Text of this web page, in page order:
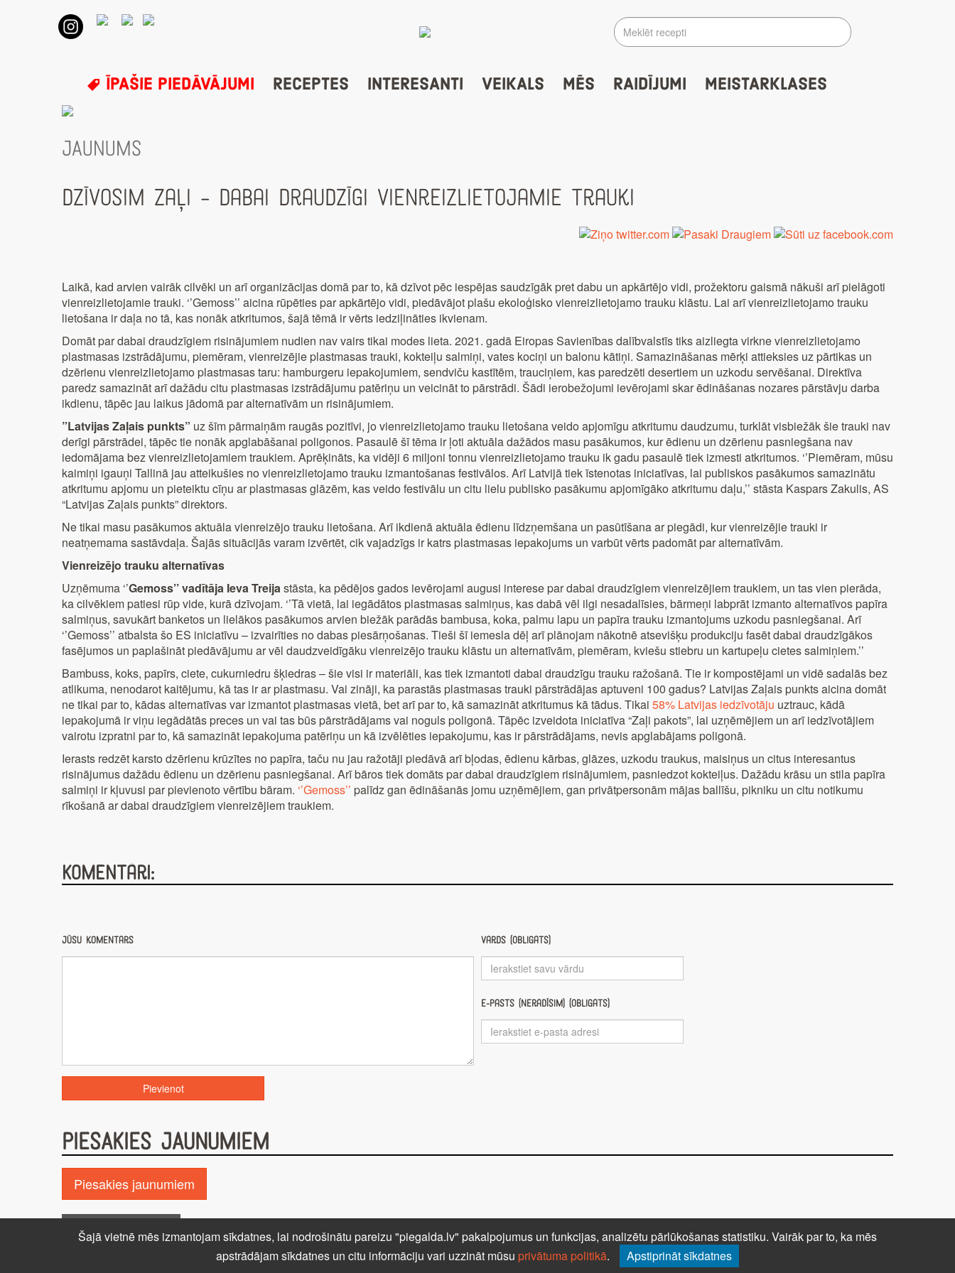
ĪPAŠIE PIEDĀVĀJUMI RECEPTES INTERESANTI VEIKALS MĒS RAIDĪJUMI MEISTARKLASES
JAUNUMS
Dzīvosim zaļi – dabai draudzīgi vienreizlietojamie trauki
Laikā, kad arvien vairāk cilvēki un arī organizācijas domā par to, kā dzīvot pēc iespējas saudzīgāk pret dabu un apkārtējo vidi, prožektoru gaismā nākuši arī pielāgoti
vienreizlietojamie trauki. ‘’Gemoss’’ aicina rūpēties par apkārtējo vidi, piedāvājot plašu ekoloģisko vienreizlietojamo trauku klāstu. Lai arī vienreizlietojamo trauku
lietošana ir daļa no tā, kas nonāk atkritumos, šajā tēmā ir vērts iedziļināties ikvienam.
Domāt par dabai draudzīgiem risinājumiem nudien nav vairs tikai modes lieta. 2021. gadā Eiropas Savienības dalībvalstīs tiks aizliegta virkne vienreizlietojamo
plastmasas izstrādājumu, piemēram, vienreizējie plastmasas trauki, kokteiļu salmiņi, vates kociņi un balonu kātiņi. Samazināšanas mērķi attieksies uz pārtikas un
dzērienu vienreizlietojamo plastmasas taru: hamburgeru iepakojumiem, sendviču kastītēm, trauciņiem, kas paredzēti desertiem un uzkodu servēšanai. Direktīva
paredz samazināt arī dažādu citu plastmasas izstrādājumu patēriņu un veicināt to pārstrādi. Šādi ierobežojumi ievērojami skar ēdināšanas nozares pārstāvju darba
ikdienu, tāpēc jau laikus jādomā par alternatīvām un risinājumiem.
”Latvijas Zaļais punkts” uz šīm pārmaiņām raugās pozitīvi, jo vienreizlietojamo trauku lietošana veido apjomīgu atkritumu daudzumu, turklāt visbiežāk šie trauki nav
derīgi pārstrādei, tāpēc tie nonāk apglabāšanai poligonos. Pasaulē šī tēma ir ļoti aktuāla dažādos masu pasākumos, kur ēdienu un dzērienu pasniegšana nav
iedomājama bez vienreizlietojamiem traukiem. Aprēķināts, ka vidēji 6 miljoni tonnu vienreizlietojamo trauku ik gadu pasaulē tiek izmesti atkritumos. ‘’Piemēram, mūsu
kaimiņi igauņi Tallinā jau atteikušies no vienreizlietojamo trauku izmantošanas festivālos. Arī Latvijā tiek īstenotas iniciatīvas, lai publiskos pasākumos samazinātu
atkritumu apjomu un pieteiktu cīņu ar plastmasas glāzēm, kas veido festivālu un citu lielu publisko pasākumu apjomīgāko atkritumu daļu,’’ stāsta Kaspars Zakulis, AS
“Latvijas Zaļais punkts” direktors.
Ne tikai masu pasākumos aktuāla vienreizējo trauku lietošana. Arī ikdienā aktuāla ēdienu līdzņemšana un pasūtīšana ar piegādi, kur vienreizējie trauki ir
neatņemama sastāvdaļa. Šajās situācijās varam izvērtēt, cik vajadzīgs ir katrs plastmasas iepakojums un varbūt vērts padomāt par alternatīvām.
Vienreizējo trauku alternatīvas
Uzņēmuma ‘’Gemoss’’ vadītāja Ieva Treijastāsta, ka pēdējos gados ievērojami augusi interese par dabai draudzīgiem vienreizējiem traukiem, un tas vien pierāda,
ka cilvēkiem patiesi rūp vide, kurā dzīvojam. ‘’Tā vietā, lai iegādātos plastmasas salmiņus, kas dabā vēl ilgi nesadalīsies, bārmeņi labprāt izmanto alternatīvos papīra
salmiņus, savukārt banketos un lielākos pasākumos arvien biežāk parādās bambusa, koka, palmu lapu un papīra trauku izmantojums uzkodu pasniegšanai. Arī
‘’Gemoss’’ atbalsta šo ES iniciatīvu – izvairīties no dabas piesārņošanas. Tieši šī iemesla dēļ arī plānojam nākotnē atsevišķu produkciju fasēt dabai draudzīgākos
fasējumos un paplašināt piedāvājumu ar vēl daudzveidīgāku vienreizējo trauku klāstu un alternatīvām, piemēram, kviešu stiebru un kartupeļu cietes salmiņiem.’’
Bambuss, koks, papīrs, ciete, cukurniedru šķiedras – šie visi ir materiāli, kas tiek izmantoti dabai draudzīgu trauku ražošanā. Tie ir kompostējami un vidē sadalās bez
atlikuma, nenodarot kaitējumu, kā tas ir ar plastmasu. Vai zināji, ka parastās plastmasas trauki pārstrādājas aptuveni 100 gadus? Latvijas Zaļais punkts aicina domāt
ne tikai par to, kādas alternatīvas var izmantot plastmasas vietā, bet arī par to, kā samazināt atkritumus kā tādus. Tikai 58% Latvijas iedzīvotāju uztrauc, kādā
iepakojumā ir viņu iegādātās preces un vai tas būs pārstrādājams vai noguls poligonā. Tāpēc izveidota iniciatīva “Zaļi pakots”, lai uzņēmējiem un arī iedzīvotājiem
vairotu izpratni par to, kā samazināt iepakojuma patēriņu un kā izvēlēties iepakojumu, kas ir pārstrādājams, nevis apglabājams poligonā.
Ierasts redzēt karsto dzērienu krūzītes no papīra, taču nu jau ražotāji piedāvā arī bļodas, ēdienu kārbas, glāzes, uzkodu traukus, maisiņus un citus interesantus
risinājumus dažādu ēdienu un dzērienu pasniegšanai. Arī bāros tiek domāts par dabai draudzīgiem risinājumiem, pasniedzot kokteiļus. Dažādu krāsu un stila papīra
salmiņi ir kļuvusi par pievienoto vērtību bāram. ‘’Gemoss’’ palīdz gan ēdināšanās jomu uzņēmējiem, gan privātpersonām mājas ballīšu, pikniku un citu notikumu
rīkošanā ar dabai draudzīgiem vienreizējiem traukiem.
Komentāri:
Jūsu komentārs Vārds (obligāts)
E-pasts (nerādīsim) (obligāts)
PIESAKIES JAUNUMIEM
Piesakies jaunumiem
Pie GALDA! Kontakti Reklāma Par mums Autortiesības PRIVĀTUMA POLITIKA NOTEIKUMI – DISTANCES LĪGUMS
Uz augšu ↑
© 2026 Visas tiesības aizsargātas
Šajā vietnē mēs izmantojam sīkdatnes, lai nodrošinātu pareizu "piegalda.lv" pakalpojumus un funkcijas, analizētu pārlūkošanas statistiku. Vairāk par to, ka mēs
apstrādājam sīkdatnes un citu informāciju vari uzzināt mūsu privātuma politikā. Apstiprināt sīkdatnes